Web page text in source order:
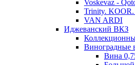
Voskevaz -
Trinity. KOOR.
VAN ARDI
Иджеванский ВКЗ
Виноградные
Вина